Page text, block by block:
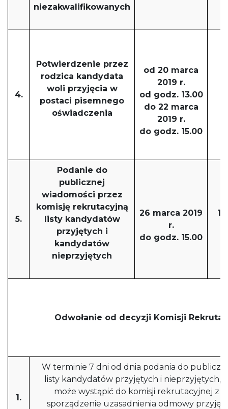
niezakwalifikowanych
4.
Potwierdzenie przez
rodzica kandydata
woli przyjęcia w
postaci pisemnego
oświadczenia
od 20 marca
2019 r.
od godz. 13.00
do 22 marca
2019 r.
do godz. 15.00
5.
Podanie do
publicznej
wiadomości przez
komisję rekrutacyjną
listy kandydatów
przyjętych i
kandydatów
nieprzyjętych
26 marca 2019
r.
do godz. 15.00
Odwołanie od decyzji Komisji
1.
W terminie 7 dni od dnia podania do
listy kandydatów przyjętych i nieprzyjętych,
może wystąpić do komisji rekrutacyjnej z
sporządzenie uzasadnienia odmowy